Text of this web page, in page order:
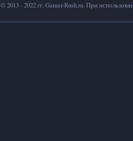
© 2013 - 2022 гг. Gamer-Rush.ru. При